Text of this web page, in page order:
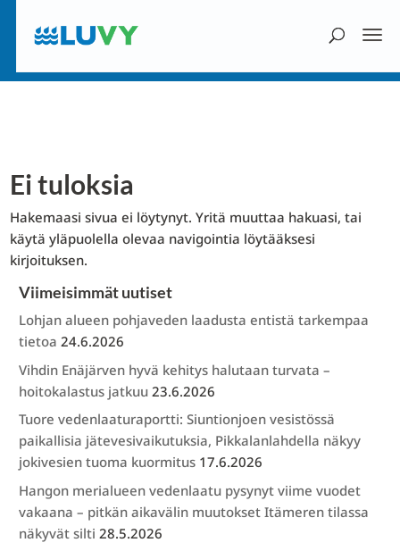
Ei tuloksia
Hakemaasi sivua ei löytynyt. Yritä muuttaa hakuasi, tai
käytä yläpuolella olevaa navigointia löytääksesi
kirjoituksen.
Viimeisimmät uutiset
Lohjan alueen pohjaveden laadusta entistä tarkempaa
tietoa 24.6.2026
Vihdin Enäjärven hyvä kehitys halutaan turvata –
hoitokalastus jatkuu 23.6.2026
Tuore vedenlaaturaportti: Siuntionjoen vesistössä
paikallisia jätevesivaikutuksia, Pikkalanlahdella näkyy
jokivesien tuoma kuormitus 17.6.2026
Hangon merialueen vedenlaatu pysynyt viime vuodet
vakaana – pitkän aikavälin muutokset Itämeren tilassa
näkyvät silti 28.5.2026